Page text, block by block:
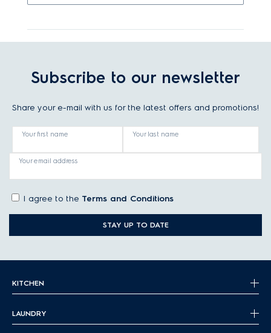
Subscribe to our newsletter
Share your e-mail with us for the latest offers and promotions!
Your first name Your last name
Your email address
I agree to the Terms and Conditions
STAY UP TO DATE
KITCHEN
LAUNDRY